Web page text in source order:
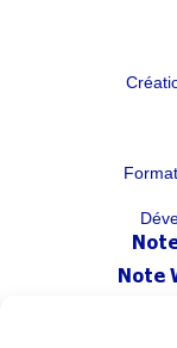
Note
ce site